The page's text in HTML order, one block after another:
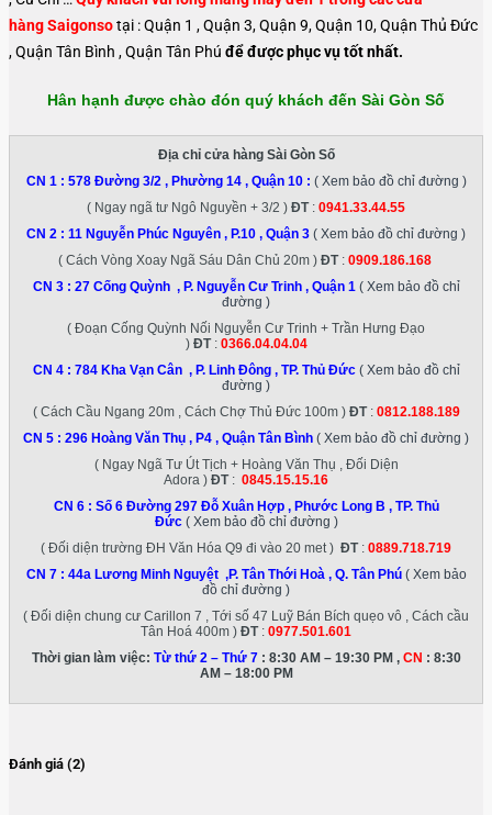
hàng Saigonsotại : Quận 1 , Quận 3, Quận 9, Quận 10, Quận Thủ Đức
, Quận Tân Bình , Quận Tân Phú để được phục vụ tốt nhất.
Hân hạnh được chào đón quý khách đến Sài Gòn Số
Địa chỉ cửa hàng Sài Gòn Số
CN 1 : 578 Đường 3/2 , Phường 14 , Quận 10: ( Xem bảo đồ chỉ đường )
( Ngay ngã tư Ngô Nguyền + 3/2 ) ĐT: 0941.33.44.55
CN 2 : 11 Nguyễn Phúc Nguyên , P.10 , Quận 3 ( Xem bảo đồ chỉ đường )
( Cách Vòng Xoay Ngã Sáu Dân Chủ 20m ) ĐT: 0909.186.168
CN 3 : 27 Cống Quỳnh , P. Nguyễn Cư Trinh , Quận 1 ( Xem bảo đồ chỉ
đường )
( Đoạn Cống Quỳnh Nối Nguyễn Cư Trinh + Trần Hưng Đạo
) ĐT: 0366.04.04.04
CN 4 : 784 Kha Vạn Cân , P. Linh Đông , TP. Thủ Đức( Xem bảo đồ chỉ
đường )
( Cách Cầu Ngang 20m , Cách Chợ Thủ Đức 100m ) ĐT: 0812.188.189
CN 5 : 296 Hoàng Văn Thụ , P4 , Quận Tân Bình ( Xem bảo đồ chỉ đường )
( Ngay Ngã Tư Út Tịch + Hoàng Văn Thụ , Đối Diện
Adora ) ĐT: 0845.15.15.16
CN 6 : Số 6 Đường 297 Đỗ Xuân Hợp , Phước Long B , TP. Thủ
Đức ( Xem bảo đồ chỉ đường )
( Đối diện trường ĐH Văn Hóa Q9 đi vào 20 met ) ĐT: 0889.718.719
CN 7 : 44a Lương Minh Nguyệt ,P. Tân Thới Hoà , Q. Tân Phú ( Xem bảo
đồ chỉ đường )
( Đối diện chung cư Carillon 7 , Tới số 47 Luỹ Bán Bích quẹo vô , Cách cầu
Tân Hoá 400m ) ĐT: 0977.501.601
Thời gian làm việc: Từ thứ 2 – Thứ 7: 8:30 AM – 19:30 PM , CN : 8:30
AM – 18:00 PM
Đánh giá (2)